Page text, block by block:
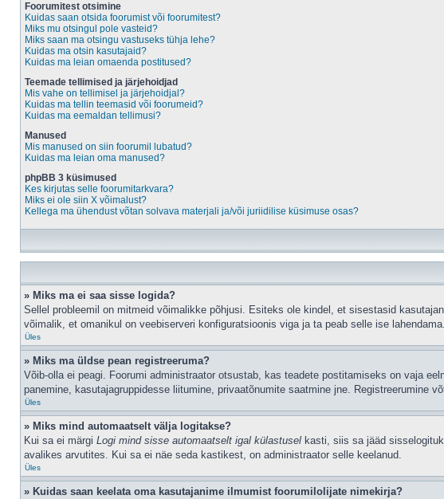
Foorumitest otsimine
Kuidas saan otsida foorumist või foorumitest?
Miks mu otsingul pole vasteid?
Miks saan ma otsingu vastuseks tühja lehe?
Kuidas ma otsin kasutajaid?
Kuidas ma leian omaenda postitused?
Teemade tellimised ja järjehoidjad
Mis vahe on tellimisel ja järjehoidjal?
Kuidas ma tellin teemasid või foorumeid?
Kuidas ma eemaldan tellimusi?
Manused
Mis manused on siin foorumil lubatud?
Kuidas ma leian oma manused?
phpBB 3 küsimused
Kes kirjutas selle foorumitarkvara?
Miks ei ole siin X võimalust?
Kellega ma ühendust võtan solvava materjali ja/või juriidilise küsimuse osas?
» Miks ma ei saa sisse logida?
Sellel probleemil on mitmeid võimalikke põhjusi. Esiteks ole kindel, et sisestasid
võimalik, et omanikul on veebiserveri konfiguratsioonis viga ja ta peab selle ise lahendama.
Üles
» Miks ma üldse pean registreeruma?
Võib-olla ei peagi. Foorumi administraator otsustab, kas teadete postitamiseks on vaja
panemine, kasutajagruppidesse liitumine, privaatõnumite saatmine jne. Registreerumine
Üles
» Miks mind automaatselt välja logitakse?
Kui sa ei märgi Logi mind sisse automaatselt igal külastusel kasti, siis sa jääd
avalikes arvutites. Kui sa ei näe seda kastikest, on administraator selle keelanud.
Üles
» Kuidas saan keelata oma kasutajanime ilmumist foorumilolijate nimekirja?